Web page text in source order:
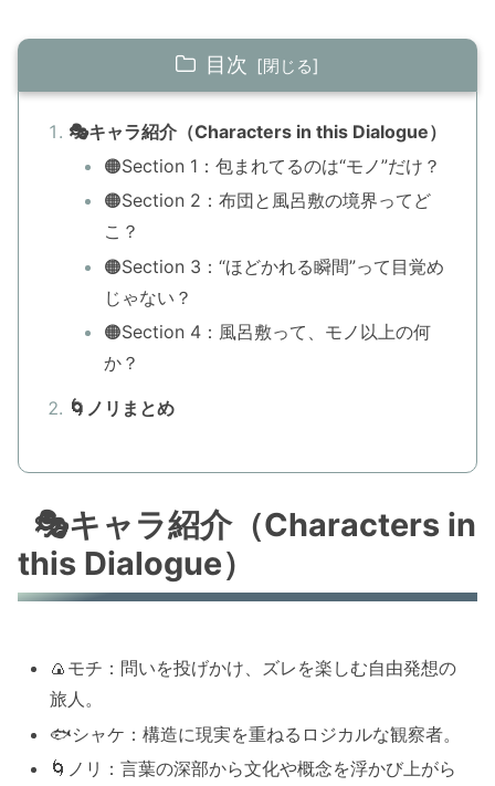
目次
🎭キャラ紹介（Characters in this Dialogue）
🟠Section 1：包まれてるのは“モノ”だけ？
🟠Section 2：布団と風呂敷の境界ってど
こ？
🟠Section 3：“ほどかれる瞬間”って目覚め
じゃない？
🟠Section 4：風呂敷って、モノ以上の何
か？
🌀ノリまとめ
🎭キャラ紹介（Characters in
this Dialogue）
🍙モチ：問いを投げかけ、ズレを楽しむ自由発想の
旅人。
🐟シャケ：構造に現実を重ねるロジカルな観察者。
🌀ノリ：言葉の深部から文化や概念を浮かび上がら